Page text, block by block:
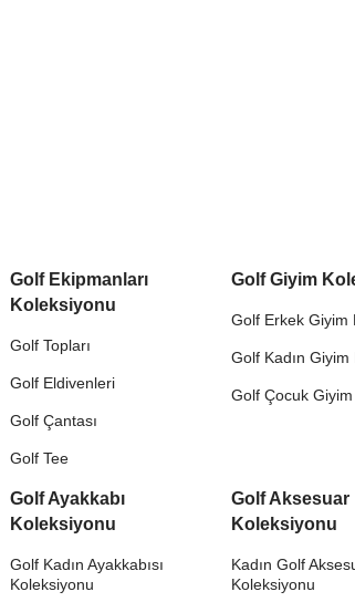
Golf Ekipmanları
Koleksiyonu
Golf Topları
Golf Eldivenleri
Golf Çantası
Golf Tee
Golf Giyim
Golf Erkek Giyim
Golf Kadın
Golf Çocuk
Golf Ayakkabı
Koleksiyonu
Golf Kadın Ayakkabısı
Koleksiyonu
Golf Aksesuar
Koleksiyonu
Kadın Golf
Koleksiyonu